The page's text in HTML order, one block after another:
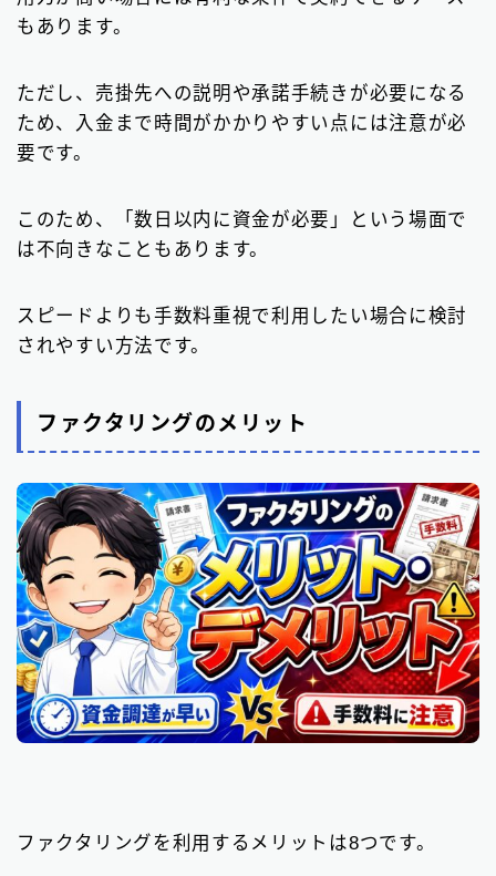
もあります。
ただし、売掛先への説明や承諾手続きが必要になる
ため、入金まで時間がかかりやすい点には注意が必
要です。
このため、「数日以内に資金が必要」という場面で
は不向きなこともあります。
スピードよりも手数料重視で利用したい場合に検討
されやすい方法です。
ファクタリングのメリット
ファクタリングを利用するメリットは8つです。